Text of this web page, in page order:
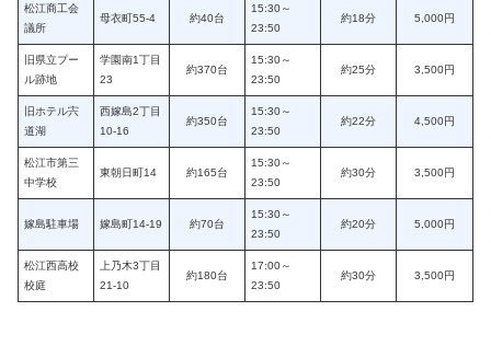
松江商工会
議所
母衣町55-4 約40台
15:30～
23:50
約18分 5,000円
旧県立プー
ル跡地
学園南1丁目
23
約370台
15:30～
23:50
約25分 3,500円
旧ホテル宍
道湖
西嫁島2丁目
10-16
約350台
15:30～
23:50
約22分 4,500円
松江市第三
中学校
東朝日町14 約165台
15:30～
23:50
約30分 3,500円
嫁島駐車場 嫁島町14-19 約70台
15:30～
23:50
約20分 5,000円
松江西高校
校庭
上乃木3丁目
21-10
約180台
17:00～
23:50
約30分 3,500円